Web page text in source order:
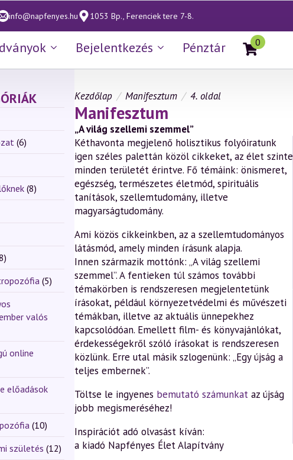
info@napfenyes.hu 1053 Bp., Ferenciek tere 7-8.
Bejelentkezés Pénztár 0
(6)
(8)
(5)
valós
online
előadások
(10)
születés (12)
Kezdőlap Manifesztum 4. oldal
Manifesztum
„A világ szellemi szemmel”
Kéthavonta megjelenő holisztikus folyóiratunk
igen széles palettán közöl cikkeket, az élet szinte
minden területét érintve. Fő témáink: önismeret,
egészség, természetes életmód, spirituális
tanítások, szellemtudomány, illetve
magyarságtudomány.
Ami közös cikkeinkben, az a szellemtudományos
látásmód, amely minden írásunk alapja.
Innen származik mottónk: „A világ szellemi
szemmel”. A fentieken túl számos további
témakörben is rendszeresen megjelentetünk
írásokat, például környezetvédelmi és művészeti
témákban, illetve az aktuális ünnepekhez
kapcsolódóan. Emellett film- és könyvajánlókat,
érdekességekről szóló írásokat is rendszeresen
közlünk. Erre utal másik szlogenünk: „Egy újság a
teljes embernek”.
Töltse le ingyenes bemutató számunkataz újság
jobb megismeréséhez!
Inspirációt adó olvasást kíván:
a kiadó Napfényes Élet Alapítvány